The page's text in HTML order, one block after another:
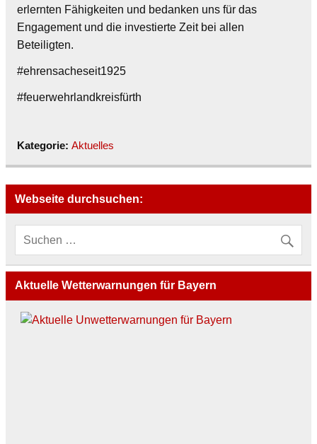
erlernten Fähigkeiten und bedanken uns für das
Engagement und die investierte Zeit bei allen
Beteiligten.
#ehrensacheseit1925
#feuerwehrlandkreisfürth
Kategorie: Aktuelles
Webseite durchsuchen:
Aktuelle Wetterwarnungen für Bayern